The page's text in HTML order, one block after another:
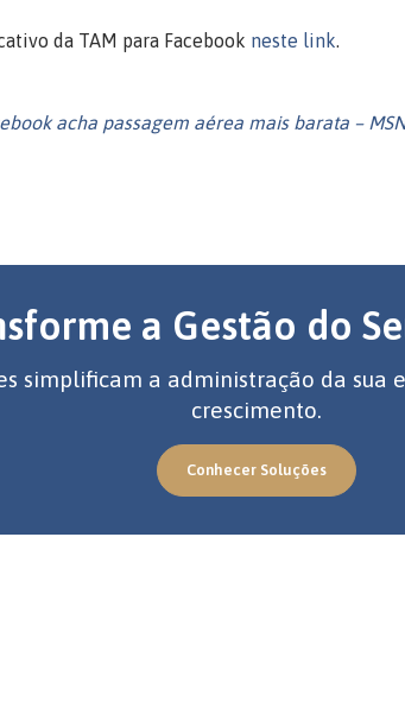
da TAM para Facebook neste link.
acha passagem aérea mais barata –
a Gestão do
simplificam a administração da sua
crescimento.
Conhecer Soluções